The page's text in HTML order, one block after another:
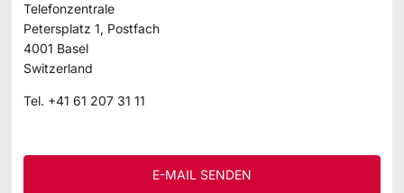
Telefonzentrale
Petersplatz 1, Postfach
4001 Basel
Switzerland
Tel. +41 61 207 31 11
E-MAIL SENDEN